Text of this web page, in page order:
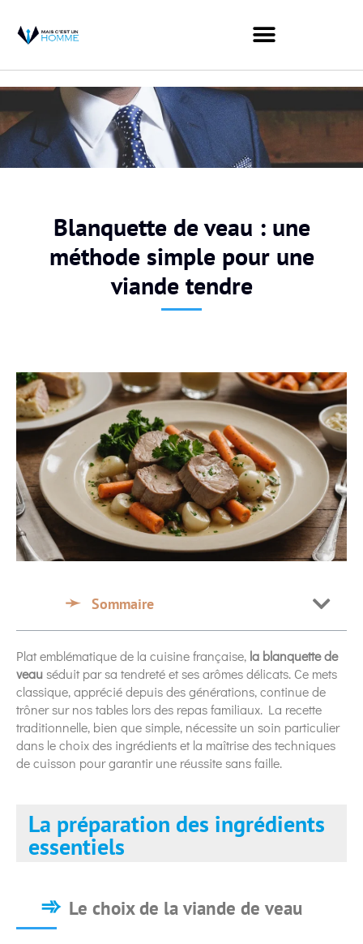
Blanquette de veau : une
méthode simple pour une
viande tendre
Sommaire
Plat emblématique de la cuisine française, la blanquette de
veauséduit par sa tendreté et ses arômes délicats. Ce mets
classique, apprécié depuis des générations, continue de
trôner sur nos tables lors des repas familiaux. La recette
traditionnelle, bien que simple, nécessite un soin particulier
dans le choix des ingrédients et la maîtrise des techniques
de cuisson pour garantir une réussite sans faille.
La préparation des ingrédients
essentiels
Le choix de la viande de veau